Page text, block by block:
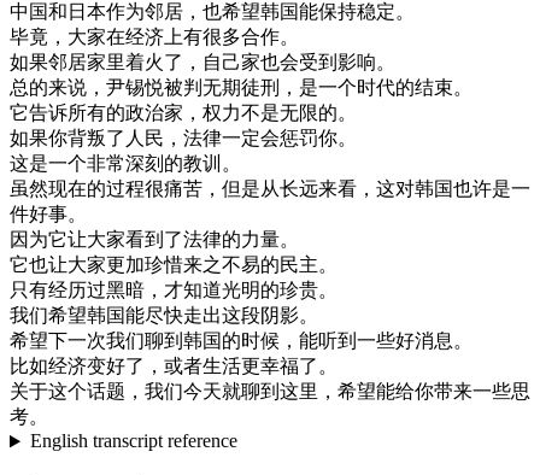
中国和 日本作为邻居 ， 也希望韩国能保持稳定。
毕竟 ， 大家在经济上有很多合作。
如果邻居家里着火了 ， 自己家也会受到 影响。
总的来说 ， 尹锡悦被判 无期徒刑 ， 是一个时代的结束。
它告诉所有的政治家 ， 权力不是无限的。
如果你背叛了 人民 ， 法律一定会惩罚你。
这是一个非常深刻 的教训 。
虽然现在的过程很痛苦 ， 但是从长远来看 ， 这对韩国也许是一
件好事。
因为它让大家看到 了法律的力量。
它也让大家更加珍惜来之不易的民主。
只有经历过黑暗 ， 才知道光明的珍贵。
我们希望韩国能尽快走出这段阴影。
希望下一次我们聊到 韩国的时候 ， 能听到 一些好消息。
比如经济变好了 ， 或者生活更幸福了。
关于这个话题 ， 我们今天就聊到 这里 ， 希望能给你带来一些思
考。
English transcript reference